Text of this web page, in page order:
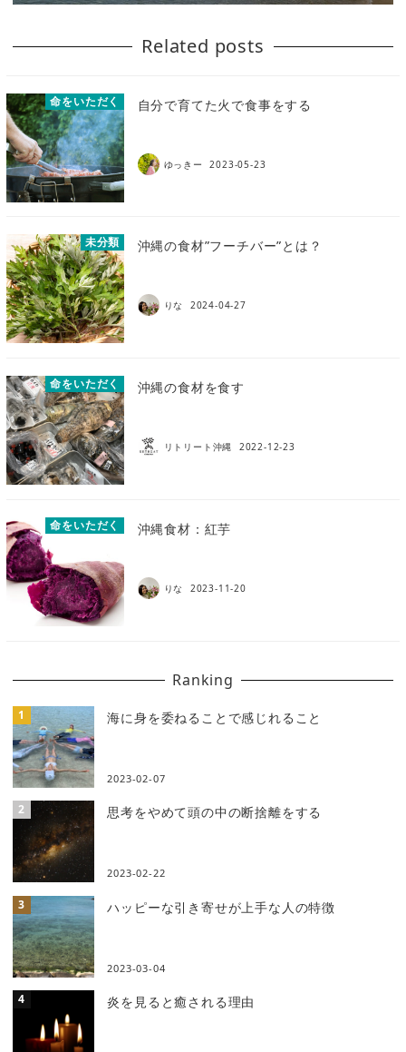
Related posts
命をいただく 自分で育てた火で食事をする
ゆっきー 2023-05-23
未分類 沖縄の食材”フーチバー”とは？
りな 2024-04-27
命をいただく 沖縄の食材を食す
リトリート沖縄 2022-12-23
命をいただく 沖縄食材：紅芋
りな 2023-11-20
Ranking
海に身を委ねることで感じれること
2023-02-07
思考をやめて頭の中の断捨離をする
2023-02-22
ハッピーな引き寄せが上手な人の特徴
2023-03-04
炎を見ると癒される理由